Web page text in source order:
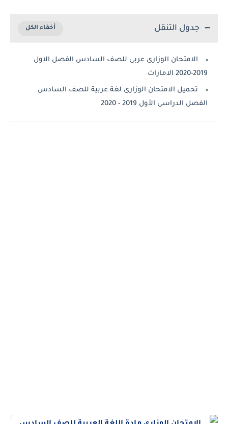
جدول التنقل
الامتحان الوزارى عربى للصف السادس الفصل الاول
2019-2020 الامارات
تحميل الامتحان الوزارى لغة عربية للصف السادس
الفصل الدراسى الأول 2019 - 2020